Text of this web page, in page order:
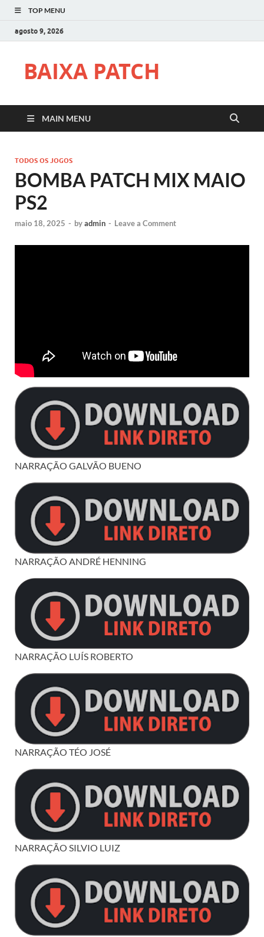
TOP MENU
agosto 9, 2026
BAIXA PATCH
MAIN MENU
TODOS OS JOGOS
BOMBA PATCH MIX MAIO
PS2
maio 18, 2025 - byadmin - Leave a Comment
NARRAÇÃO GALVÃO BUENO
NARRAÇÃO ANDRÉ HENNING
NARRAÇÃO LUÍS ROBERTO
NARRAÇÃO TÉO JOSÉ
NARRAÇÃO SILVIO LUIZ